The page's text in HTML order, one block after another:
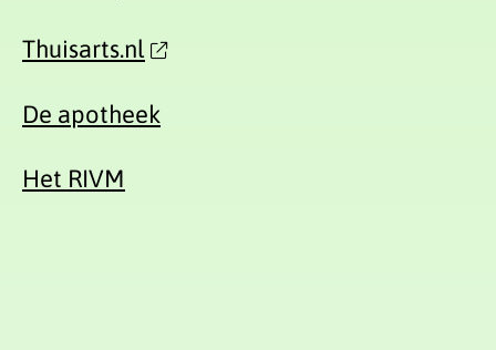
Thuisarts.nl
De apotheek
Het RIVM